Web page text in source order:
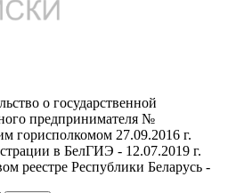
о государственной
предпринимателя №
горисполкомом 27.09.2016 г.
в БелГИЭ - 12.07.2019 г.
реестре Республики Беларусь -